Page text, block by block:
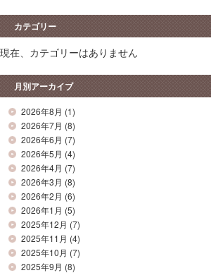
カテゴリー
現在、カテゴリーはありません
月別アーカイブ
2026年8月 (1)
2026年7月 (8)
2026年6月 (7)
2026年5月 (4)
2026年4月 (7)
2026年3月 (8)
2026年2月 (6)
2026年1月 (5)
2025年12月 (7)
2025年11月 (4)
2025年10月 (7)
2025年9月 (8)